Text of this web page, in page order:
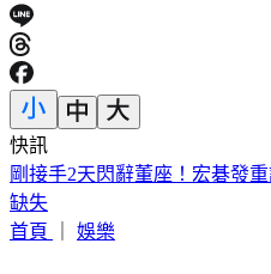
快訊
英特爾別想搶訂單？ 外媒曝
首頁